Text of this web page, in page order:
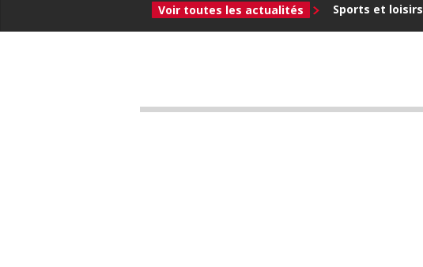
Voir toutes les actualités Sports et loisirs